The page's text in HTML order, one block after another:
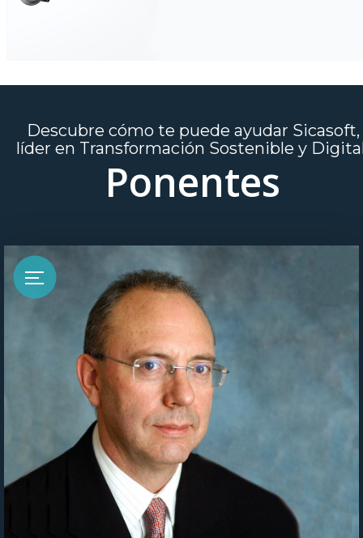
Descubre cómo te puede ayudar Sicasoft,
líder en Transformación Sostenible y
Ponentes